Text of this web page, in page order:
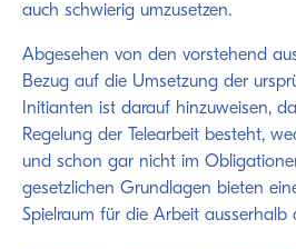
auch schwierig umzusetzen.
Abgesehen von den vorstehend
Bezug auf die Umsetzung der
Initianten ist darauf hinzuweisen,
Regelung der Telearbeit besteht,
und schon gar nicht im
gesetzlichen Grundlagen bieten
Spielraum für die Arbeit ausserhalb